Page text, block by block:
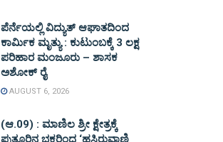
ಪೆರ್ನೆಯಲ್ಲಿ ವಿದ್ಯುತ್ ಆಘಾತದಿಂದ
ಕಾರ್ಮಿಕ ಮೃತ್ಯು : ಕುಟುಂಬಕ್ಕೆ 3 ಲಕ್ಷ
ಪರಿಹಾರ ಮಂಜೂರು – ಶಾಸಕ
ಅಶೋಕ್ ರೈ
AUGUST 6, 2026
(ಆ.09) : ಮಾಣಿಲ ಶ್ರೀ ಕ್ಷೇತ್ರಕ್ಕೆ
ಪುತ್ತೂರಿನ ಭಕ್ತರಿಂದ ‘ಹಸಿರುವಾಣಿ